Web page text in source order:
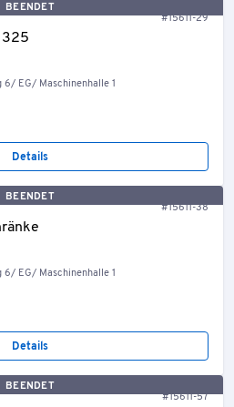
BEENDET
#15611-29
325
6/ EG/ Maschinenhalle 1
Details
BEENDET
#15611-38
6/ EG/ Maschinenhalle 1
Details
BEENDET
#15611-57